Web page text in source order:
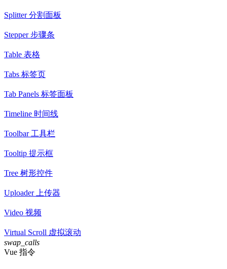
Splitter 分割面板
Stepper 步骤条
Table 表格
Tabs 标签页
Tab Panels 标签面板
Timeline 时间线
Toolbar 工具栏
Tooltip 提示框
Tree 树形控件
Uploader 上传器
Video 视频
Virtual Scroll 虚拟滚动
swap_calls
Vue 指令